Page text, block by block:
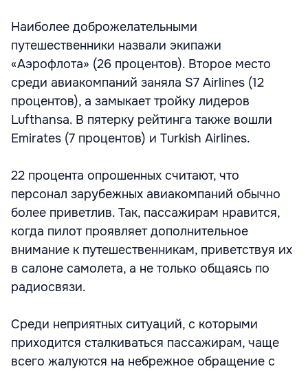
Наиболее доброжелательными
путешественники назвали экипажи
«Аэрофлота» (26 процентов). Второе место
среди авиакомпаний заняла S7 Airlines (12
процентов), а замыкает тройку лидеров
Lufthansa. В пятерку рейтинга также вошли
Emirates (7 процентов) и Turkish Airlines.
22 процента опрошенных считают, что
персонал зарубежных авиакомпаний обычно
более приветлив. Так, пассажирам нравится,
когда пилот проявляет дополнительное
внимание к путешественникам, приветствуя их
в салоне самолета, а не только общаясь по
радиосвязи.
Среди неприятных ситуаций, с которыми
приходится сталкиваться пассажирам, чаще
всего жалуются на небрежное обращение с